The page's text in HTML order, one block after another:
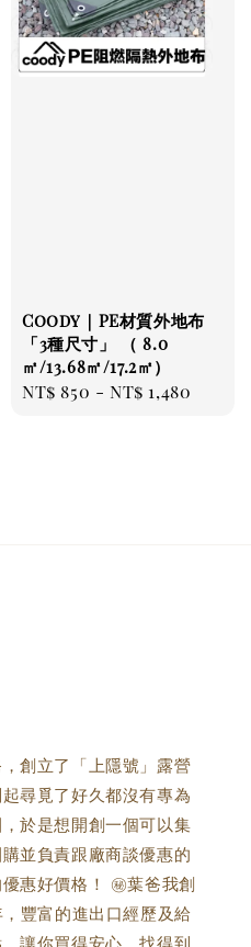
Coody｜PE材質外地布
「3種尺寸」 （ 8.0
㎡/13.68㎡/17.2㎡）
Regular
NT$ 850 -NT$ 1,480
創立了「上隱號」露營
尋覓了好久都沒有專為
於是想開創一個可以集
並負責跟廠商談優惠的
惠好價格！ ㊙️葉爸我創
豐富的進出口經歷及給
讓你買得安心、找得到